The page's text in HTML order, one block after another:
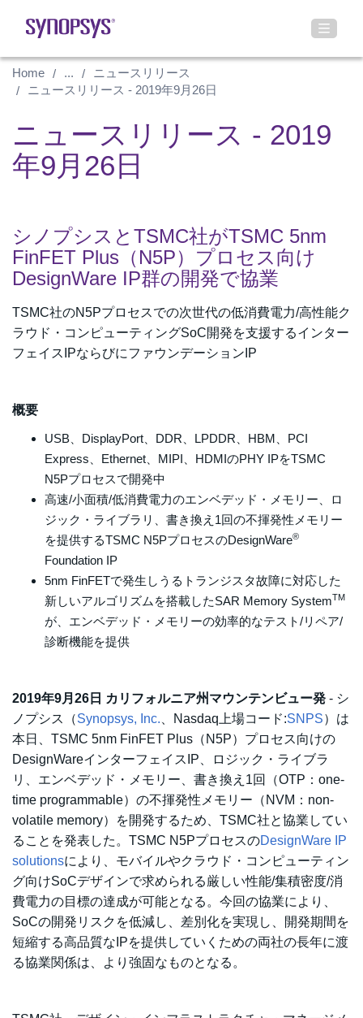
Home ...
ニュースリリース
ニュースリリース - 2019年9月26日
ニュースリリース - 2019
年9月26日
シノプシスとTSMC社がTSMC 5nm
FinFET Plus（N5P）プロセス向け
DesignWare IP群の開発で協業
TSMC社のN5Pプロセスでの次世代の低消費電力/高性能ク
ラウド・コンピューティングSoC開発を支援するインター
フェイスIPならびにファウンデーションIP
概要
USB、DisplayPort、DDR、LPDDR、HBM、PCI
Express、Ethernet、MIPI、HDMIのPHY IPをTSMC
N5Pプロセスで開発中
高速/小面積/低消費電力のエンベデッド・メモリー、ロ
ジック・ライブラリ、書き換え1回の不揮発性メモリー
を提供するTSMC N5PプロセスのDesignWare®
Foundation IP
5nm FinFETで発生しうるトランジスタ故障に対応した
新しいアルゴリズムを搭載したSAR Memory SystemTM
が、エンベデッド・メモリーの効率的なテスト/リペア/
診断機能を提供
2019年9月26日 カリフォルニア州マウンテンビュー発 - シ
ノプシス（Synopsys, Inc. 、Nasdaq上場コード:SNPS）は
本日、TSMC 5nm FinFET Plus（N5P）プロセス向けの
DesignWareインターフェイスIP、ロジック・ライブラ
リ、エンベデッド・メモリー、書き換え1回（OTP：one-
time programmable）の不揮発性メモリー（NVM：non-
volatile memory）を開発するため、TSMC社と協業してい
ることを発表した。TSMC N5PプロセスのDesignWare IP
solutionsにより、モバイルやクラウド・コンピューティン
グ向けSoCデザインで求められる厳しい性能/集積密度/消
費電力の目標の達成が可能となる。今回の協業により、
SoCの開発リスクを低減し、差別化を実現し、開発期間を
短縮する高品質なIPを提供していくための両社の長年に渡
る協業関係は、より強固なものとなる。